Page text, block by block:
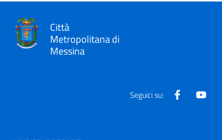
Città
Metropolitana di
Messina
Seguici su: Facebook